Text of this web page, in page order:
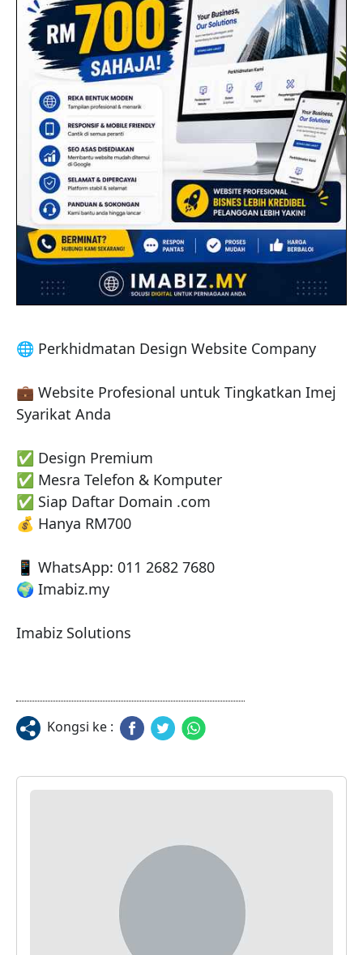
🌐 Perkhidmatan Design Website Company
💼 Website Profesional untuk Tingkatkan Imej
Syarikat Anda
✅ Design Premium
✅ Mesra Telefon & Komputer
✅ Siap Daftar Domain .com
💰 Hanya RM700
📱 WhatsApp: 011 2682 7680
🌍 Imabiz.my
Imabiz Solutions
Kongsi ke :